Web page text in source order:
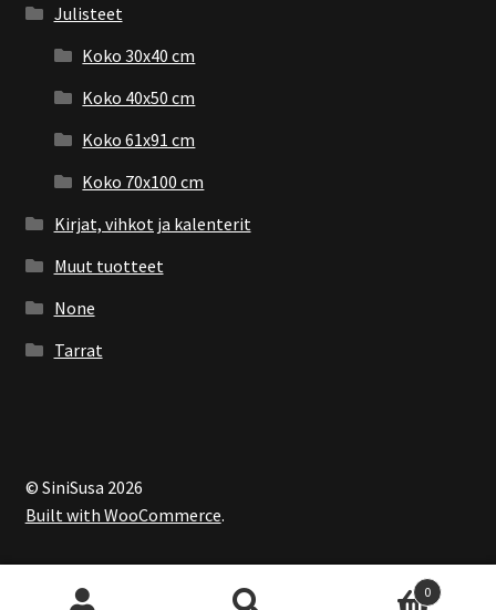
Julisteet
Koko 30x40 cm
Koko 40x50 cm
Koko 61x91 cm
Koko 70x100 cm
Kirjat, vihkot ja kalenterit
Muut tuotteet
None
Tarrat
© SiniSusa 2026
Built with WooCommerce.
0